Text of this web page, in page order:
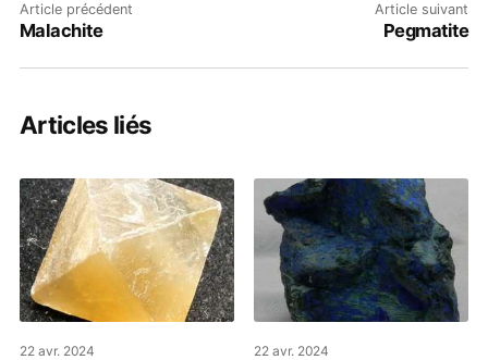
Article précédent
Malachite
Article suivant
Pegmatite
Articles liés
22 avr. 2024 22 avr. 2024